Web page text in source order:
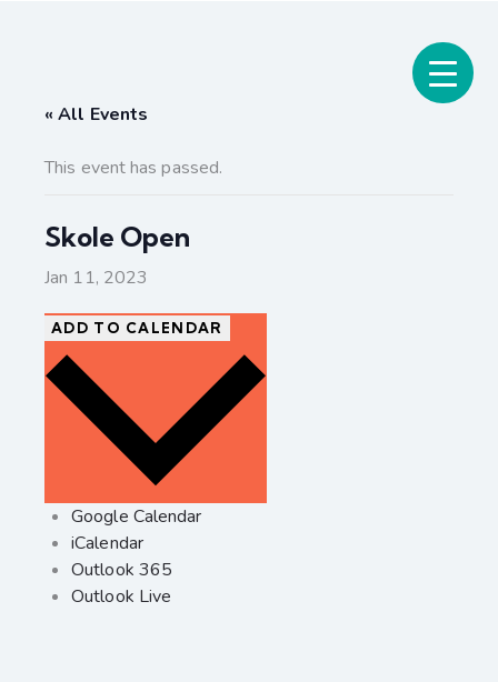
« All Events
This event has passed.
Skole Open
Jan 11, 2023
ADD TO CALENDAR
Google Calendar
iCalendar
Outlook 365
Outlook Live